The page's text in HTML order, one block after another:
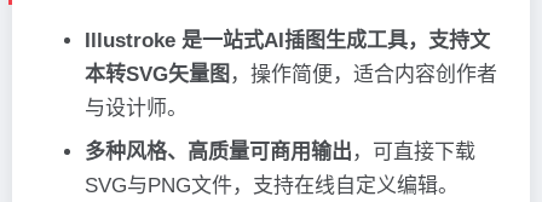
Illustroke 是一站式AI插图生成工具，支持文
本转SVG矢量图 ，操作简便，适合内容创作者
与设计师。
多种风格、高质量可商用输出 ，可直接下载
SVG与PNG文件，支持在线自定义编辑。